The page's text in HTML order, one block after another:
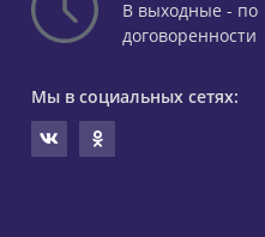
В выходные - по
договоренности
Мы в социальных сетях: